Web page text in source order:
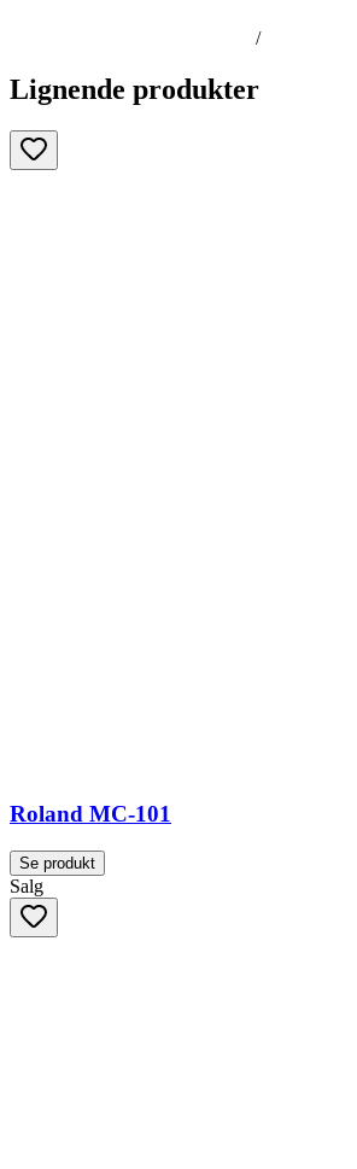
/
Lignende produkter
Roland MC-101
Se produkt
Salg